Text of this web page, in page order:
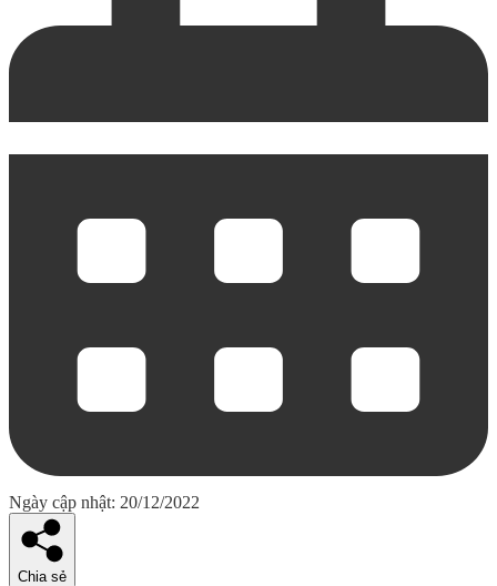
Ngày cập nhật: 20/12/2022
Chia sẻ